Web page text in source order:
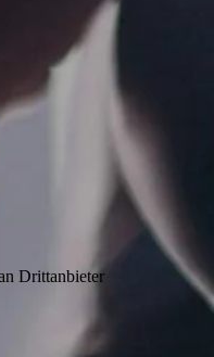
Drittanbieter